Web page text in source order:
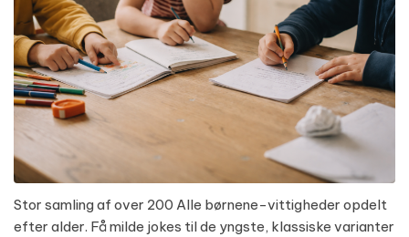
Stor samling af over 200 Alle børnene-vittigheder opdelt
efter alder. Få milde jokes til de yngste, klassiske varianter